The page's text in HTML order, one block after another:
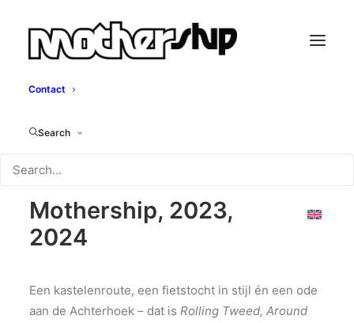
Contact
Search
Rolling Tweed,
Around the Castle
Mothership, 2023,
2024
Een kastelenroute, een fietstocht in stijl én een ode
aan de Achterhoek – dat is Rolling Tweed, Around